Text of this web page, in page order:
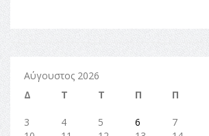
Αύγουστος 2026
Δ
Τ Τ Π Π
3
4 5 6 7